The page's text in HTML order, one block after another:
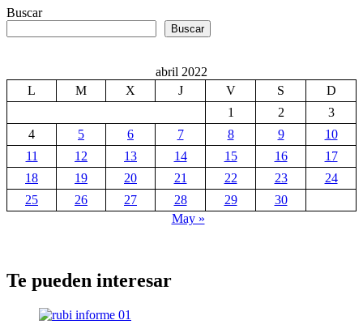
Buscar
Buscar
abril 2022
L
M X J V S
D
1
2
3
4
5 6 7 8 9
10
11
12 13 14 15 16
17
18
19 20 21 22 23
24
25
26 27 28 29
30
May »
Te pueden interesar